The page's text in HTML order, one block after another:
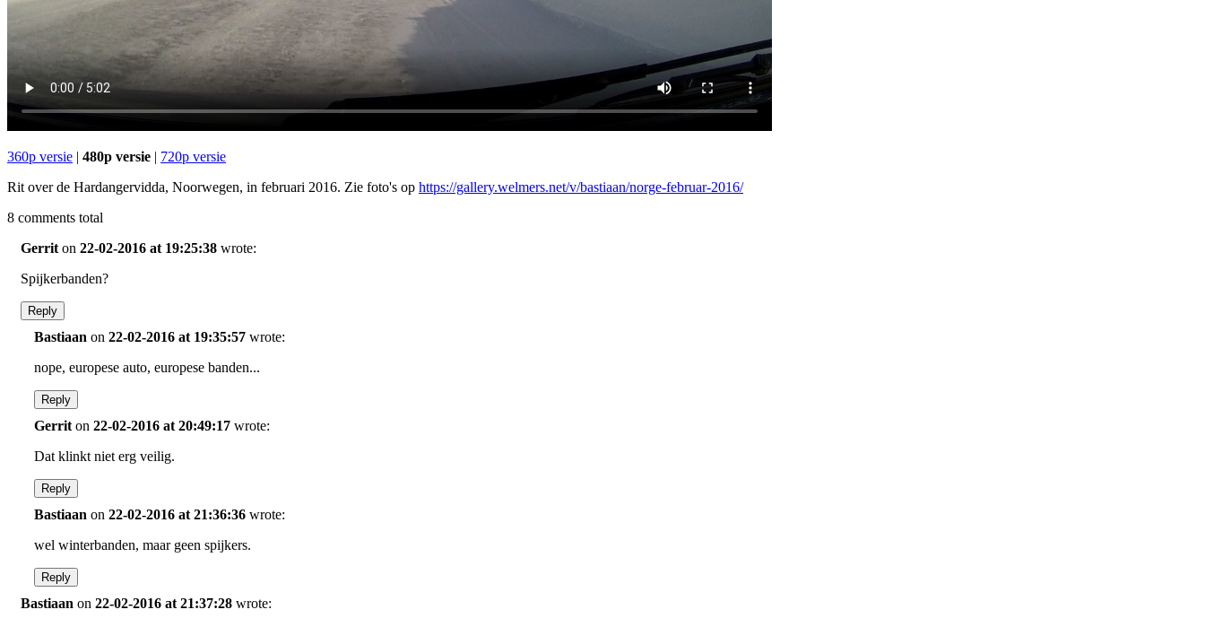
360p versie | 480p versie | 720p versie
Rit over de Hardangervidda, Noorwegen, in februari 2016. Zie foto's op https://gallery.welmers.net/v/bastiaan/norge-februar-2016/
8 comments total
Gerrit on 22-02-2016 at 19:25:38 wrote:
Spijkerbanden?
Reply
Bastiaan on 22-02-2016 at 19:35:57 wrote:
nope, europese auto, europese banden...
Reply
Gerrit on 22-02-2016 at 20:49:17 wrote:
Dat klinkt niet erg veilig.
Reply
Bastiaan on 22-02-2016 at 21:36:36 wrote:
wel winterbanden, maar geen spijkers.
Reply
Bastiaan on 22-02-2016 at 21:37:28 wrote: